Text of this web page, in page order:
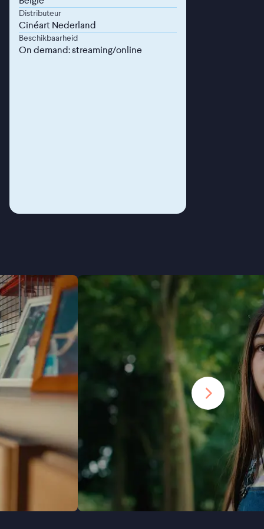
Distributeur
Cinéart Nederland
Beschikbaarheid
On demand: streaming/online